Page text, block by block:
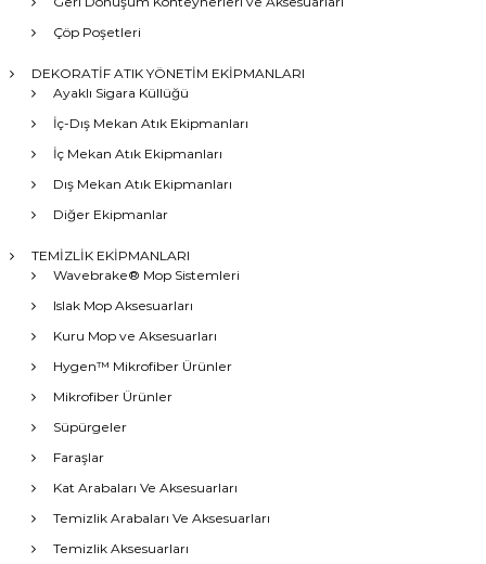
Çöp Poşetleri
DEKORATİF ATIK YÖNETİM EKİPMANLARI
Ayaklı Sigara Küllüğü
İç-Dış Mekan Atık Ekipmanları
İç Mekan Atık Ekipmanları
Dış Mekan Atık Ekipmanları
Diğer Ekipmanlar
TEMİZLİK EKİPMANLARI
Wavebrake® Mop Sistemleri
Islak Mop Aksesuarları
Kuru Mop ve Aksesuarları
Hygen™ Mikrofiber Ürünler
Mikrofiber Ürünler
Süpürgeler
Faraşlar
Kat Arabaları Ve Aksesuarları
Temizlik Arabaları Ve Aksesuarları
Temizlik Aksesuarları